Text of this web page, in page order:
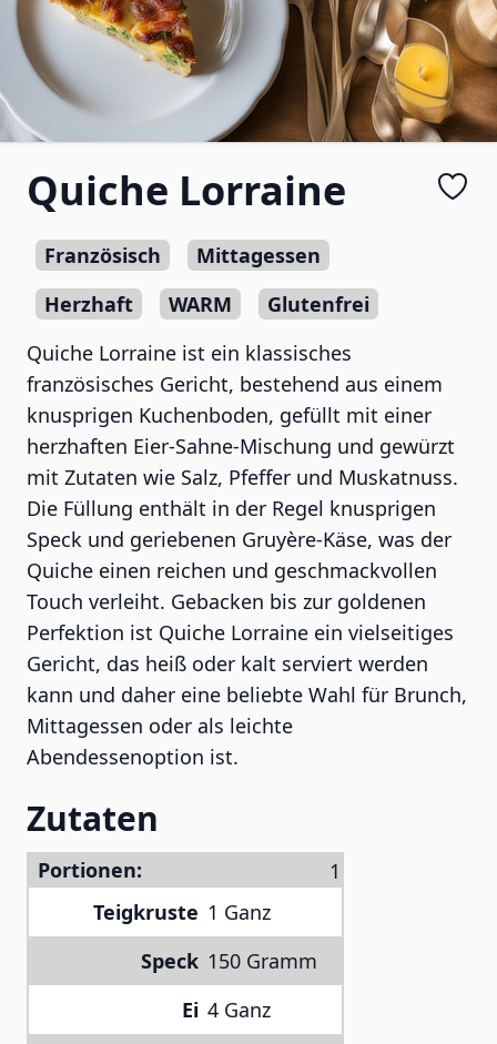
Quiche Lorraine
Französisch
Mittagessen
Herzhaft
WARM
Glutenfrei
Quiche Lorraine ist ein klassisches
französisches Gericht, bestehend aus einem
knusprigen Kuchenboden, gefüllt mit einer
herzhaften Eier-Sahne-Mischung und gewürzt
mit Zutaten wie Salz, Pfeffer und Muskatnuss.
Die Füllung enthält in der Regel knusprigen
Speck und geriebenen Gruyère-Käse, was der
Quiche einen reichen und geschmackvollen
Touch verleiht. Gebacken bis zur goldenen
Perfektion ist Quiche Lorraine ein vielseitiges
Gericht, das heiß oder kalt serviert werden
kann und daher eine beliebte Wahl für Brunch,
Mittagessen oder als leichte
Abendessenoption ist.
Zutaten
Portionen:
Teigkruste 1 Ganz
Speck 150 Gramm
Ei 4 Ganz